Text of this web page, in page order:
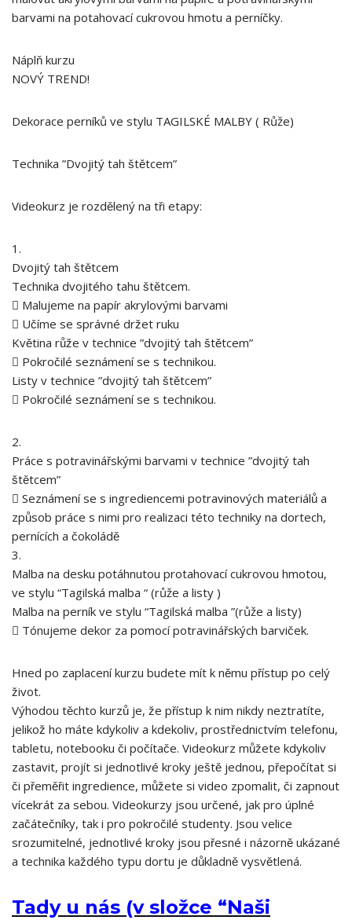
barvami na potahovací cukrovou hmotu a perníčky.
Náplň kurzu
NOVÝ TREND!
Dekorace perníků ve stylu TAGILSKÉ MALBY ( Růže)
Technika ”Dvojitý tah štětcem”
Videokurz je rozdělený na tři etapy:
1.
Dvojitý tah štětcem
Technika dvojitého tahu štětcem.
 Malujeme na papír akrylovými barvami
 Učíme se správné držet ruku
Květina růže v technice ”dvojitý tah štětcem”
 Pokročilé seznámení se s technikou.
Listy v technice ”dvojitý tah štětcem”
 Pokročilé seznámení se s technikou.
2.
Práce s potravinářskými barvami v technice ”dvojitý tah
štětcem”
 Seznámení se s ingrediencemi potravinových materiálů a
způsob práce s nimi pro realizaci této techniky na dortech,
pernících a čokoládě
3.
Malba na desku potáhnutou protahovací cukrovou hmotou,
ve stylu “Tagilská malba “ (růže a listy )
Malba na perník ve stylu “Tagilská malba ”(růže a listy)
 Tónujeme dekor za pomocí potravinářských barviček.
Hned po zaplacení kurzu budete mít k němu přístup po celý
život.
Výhodou těchto kurzů je, že přístup k nim nikdy neztratíte,
jelikož ho máte kdykoliv a kdekoliv, prostřednictvím telefonu,
tabletu, notebooku či počítače. Videokurz můžete kdykoliv
zastavit, projít si jednotlivé kroky ještě jednou, přepočítat si
či přeměřit ingredience, můžete si video zpomalit, či zapnout
vícekrát za sebou. Videokurzy jsou určené, jak pro úplné
začátečníky, tak i pro pokročilé studenty. Jsou velice
srozumitelné, jednotlivé kroky jsou přesné i názorně ukázané
a technika každého typu dortu je důkladně vysvětlená.
Tady u nás (v složce “Naši